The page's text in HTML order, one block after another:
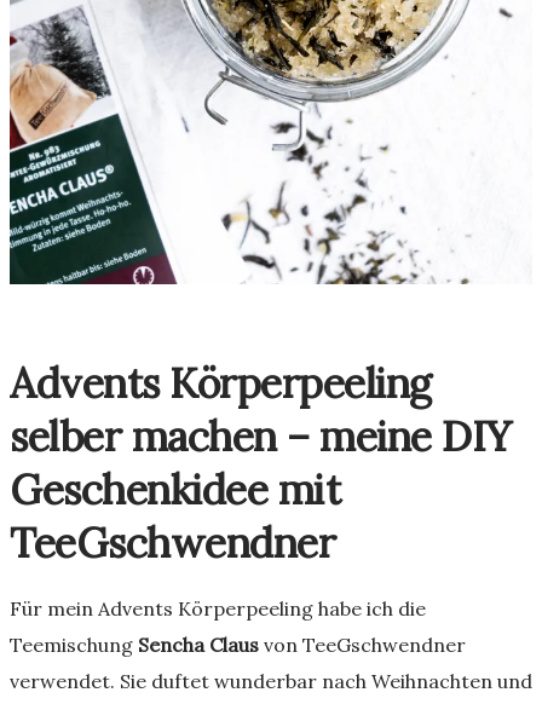
Advents Körperpeeling
selber machen – meine DIY
Geschenkidee mit
TeeGschwendner
Für mein Advents Körperpeeling habe ich die
Teemischung Sencha Claus von TeeGschwendner
verwendet. Sie duftet wunderbar nach Weihnachten und